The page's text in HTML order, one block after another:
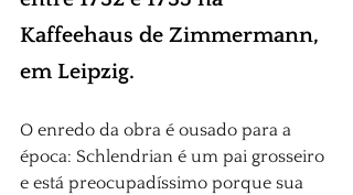
Kaffeehaus de Zimmermann,
em Leipzig.
O enredo da obra é ousado para a
época: Schlendrian é um pai grosseiro
e está preocupadíssimo porque sua